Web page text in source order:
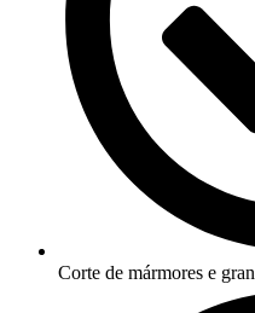
Corte de mármores e